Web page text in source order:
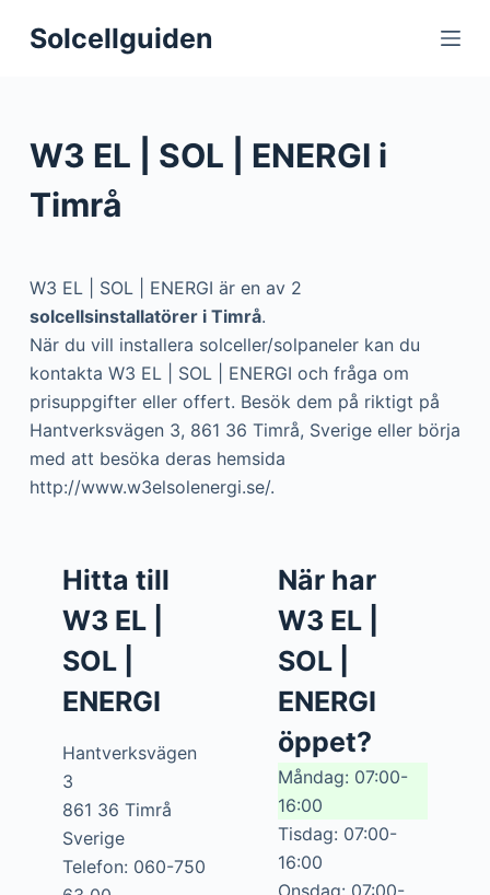
S
c
e
n
Solcellguiden
W3 EL | SOL | ENERGI i
Timrå
W3 EL | SOL | ENERGI är en av 2
solcellsinstallatörer i Timrå.
När du vill installera solceller/solpaneler kan du
kontakta W3 EL | SOL | ENERGI och fråga om
prisuppgifter eller offert. Besök dem på riktigt på
Hantverksvägen 3, 861 36 Timrå, Sverige eller börja
med att besöka deras hemsida
http://www.w3elsolenergi.se/.
Hitta till
W3 EL |
SOL |
ENERGI
Hantverksvägen
3
861 36 Timrå
Sverige
Telefon: 060-750
När har
W3 EL |
SOL |
ENERGI
öppet?
Måndag: 07:00-
16:00
Tisdag: 07:00-
16:00
Onsdag: 07:00-